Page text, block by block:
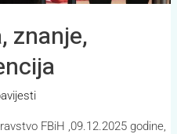
znanje,
FBiH ,09.12.2025 godine,